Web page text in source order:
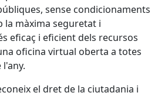
sense condicionaments
la màxima seguretat i
eficaç i eficient dels recursos
oficina virtual oberta a totes
el dret de la ciutadania i